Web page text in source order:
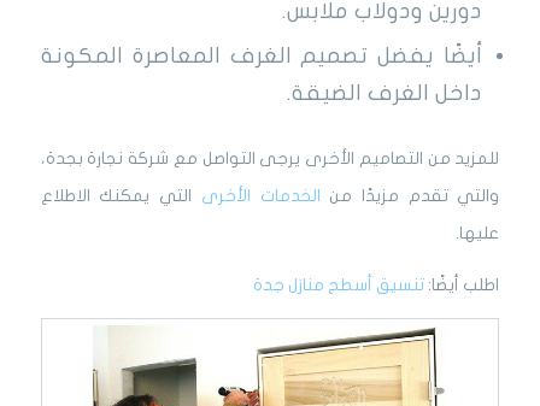
دورين ودولاب ملابس.
أيضًا يفضل تصميم الغرف المعاصرة المكونة
داخل الغرف الضيقة.
للمزيد من التصاميم الأخرى يرجى التواصل مع شركة نجارة بجدة،
والتي تقدم مزيدًا من الخدمات الأخرى التي يمكنك الاطلاع
عليها.
اطلب أيضًا: تنسيق أسطح منازل جدة